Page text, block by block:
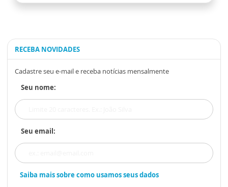
RECEBA NOVIDADES
Cadastre seu e-mail e receba notícias mensalmente
Seu nome:
Seu email:
Saiba mais sobre como usamos seus dados